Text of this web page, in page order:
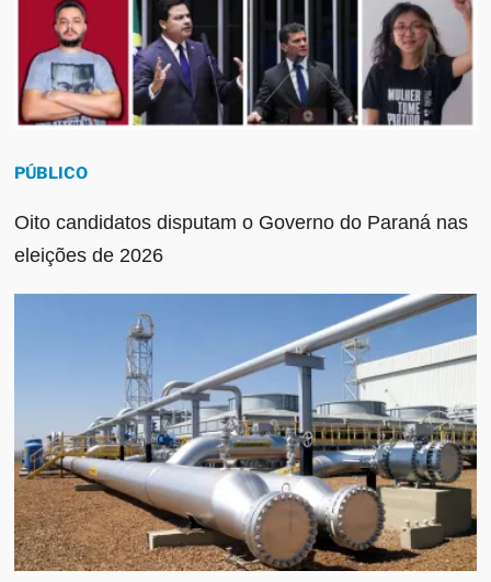
PÚBLICO
Oito candidatos disputam o Governo do Paraná nas
eleições de 2026